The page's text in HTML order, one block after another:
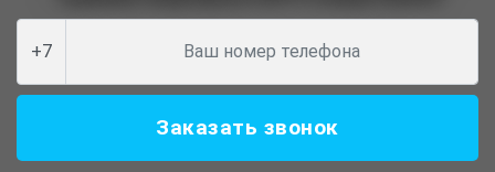
+7
Заказать звонок